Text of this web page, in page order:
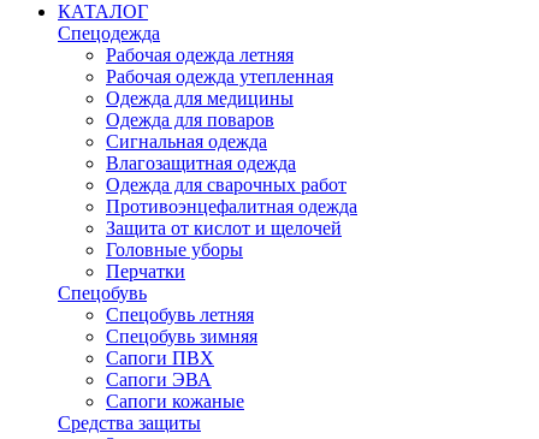
КАТАЛОГ
Спецодежда
Рабочая одежда летняя
Рабочая одежда утепленная
Одежда для медицины
Одежда для поваров
Сигнальная одежда
Влагозащитная одежда
Одежда для сварочных работ
Противоэнцефалитная одежда
Защита от кислот и щелочей
Головные уборы
Перчатки
Спецобувь
Спецобувь летняя
Спецобувь зимняя
Сапоги ПВХ
Сапоги ЭВА
Сапоги кожаные
Средства защиты